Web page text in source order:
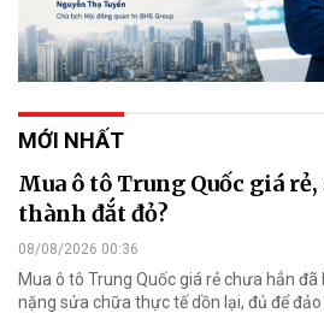
MỚI NHẤT
Mua ô tô Trung Quốc giá
thành đắt đỏ?
08/08/2026 00:36
Mua ô tô Trung Quốc giá rẻ chưa hẳn đã
nặng sửa chữa thực tế dồn lại, đủ để